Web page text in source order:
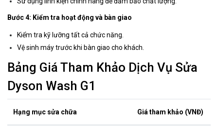
Bước 4: Kiểm tra hoạt động và bàn giao
Kiểm tra kỹ lưỡng tất cả chức năng.
Vệ sinh máy trước khi bàn giao cho khách.
Bảng Giá Tham Khảo Dịch Vụ Sửa
Dyson Wash G1
Hạng mục sửa chữa Giá tham khảo (VNĐ)